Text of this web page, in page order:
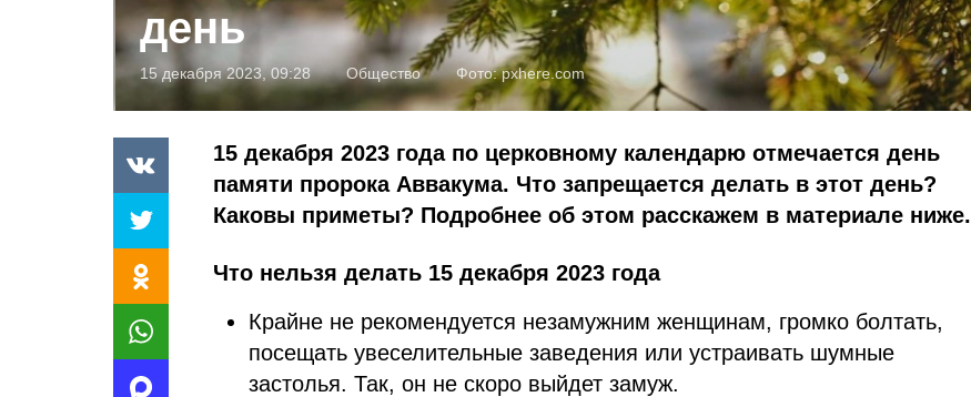
день
15 декабря 2023, 09:28 Общество Фото:pxhere.com
15 декабря 2023 года по церковному календарю отмечается день
памяти пророка Аввакума. Что запрещается делать в этот день?
Каковы приметы? Подробнее об этом расскажем в материале ниже.
Что нельзя делать 15 декабря 2023 года
Крайне не рекомендуется незамужним женщинам, громко болтать,
посещать увеселительные заведения или устраивать шумные
застолья. Так, он не скоро выйдет замуж.